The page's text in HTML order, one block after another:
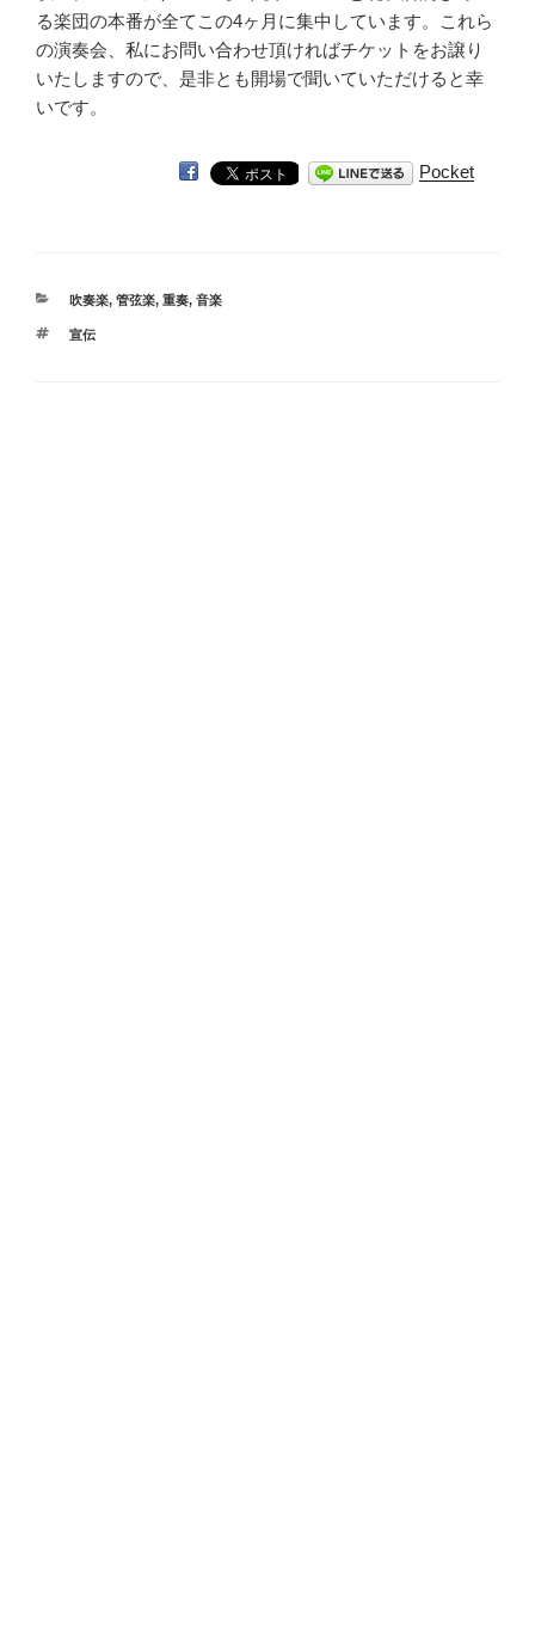
る楽団の本番が全てこの4ヶ月に集中しています。これら
の演奏会、私にお問い合わせ頂ければチケットをお譲り
いたしますので、是非とも開場で聞いていただけると幸
いです。
Pocket
カ
ゴ
吹奏楽, 管弦楽, 重奏, 音楽
タ
宣伝